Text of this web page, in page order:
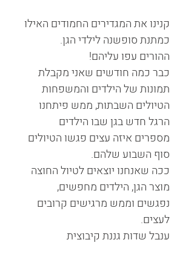
קנינו את המגדירים החמודים האילו
כמתנת סופשנה לילדי הגן.
ההורים עפו עליהם!
כבר כמה חודשים שאני מקבלת
תמונות של הילדים והמשפחות
הטיולים השבתות, ממש פיתחנו
הרגל חדש בגן שבו הילדים
מספרים איזה עצים פגשו הטיולים
סוף השבוע שלהם.
ככה שאנחנו יוצאים לטיול החוצה
מוצר הגן, הילדים מחפשים,
נפגשים וממש מרגישים קרובים
לעצים.
ענבל שדות גננת קיבוצית